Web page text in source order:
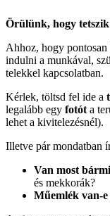
Örülünk, hogy
Ahhoz, hogy pontosan
indulni a munkával,
telekkel kapcsolatban.
Kérlek, töltsd fel ide a
legalább egy fotót a
lehet a kivitelezésnél).
Illetve pár mondatban
Van most
és mekkorák?
Műemlék van-